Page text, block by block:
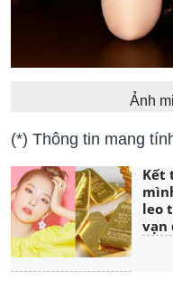
Ảnh
(*) Thông tin mang
Kết
leo
vạn